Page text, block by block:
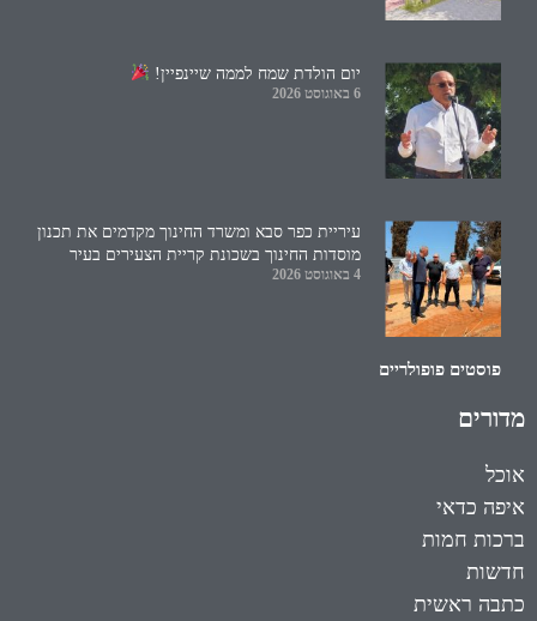
יום הולדת שמח לממה שיינפיין!
6 באוגוסט 2026
עיריית כפר סבא ומשרד החינוך מקדמים את תכנון
מוסדות החינוך בשכונת קריית הצעירים בעיר
4 באוגוסט 2026
פוסטים פופולריים
מדורים
אוכל
איפה כדאי
ברכות חמות
חדשות
כתבה ראשית